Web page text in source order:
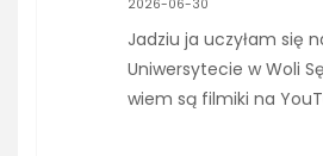
2026-06-30
Jadziu ja uczyłam się
Uniwersytecie w Woli
wiem są filmiki na